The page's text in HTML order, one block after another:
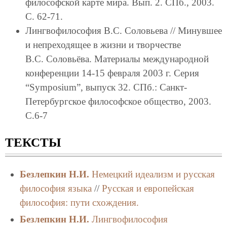
С. 62-71.
Лингвофилософия В.С. Соловьева // Минувшее
и непреходящее в жизни и творчестве
В.С. Соловьёва. Материалы международной
конференции 14-15 февраля 2003 г. Серия
“Symposium”, выпуск 32. СПб.: Санкт-
Петербургское философское общество, 2003.
С.6-7
ТЕКСТЫ
Безлепкин Н.И. Немецкий идеализм и русская
философия языка // Русская и европейская
философия: пути схождения.
Безлепкин Н.И. Лингвофилософия